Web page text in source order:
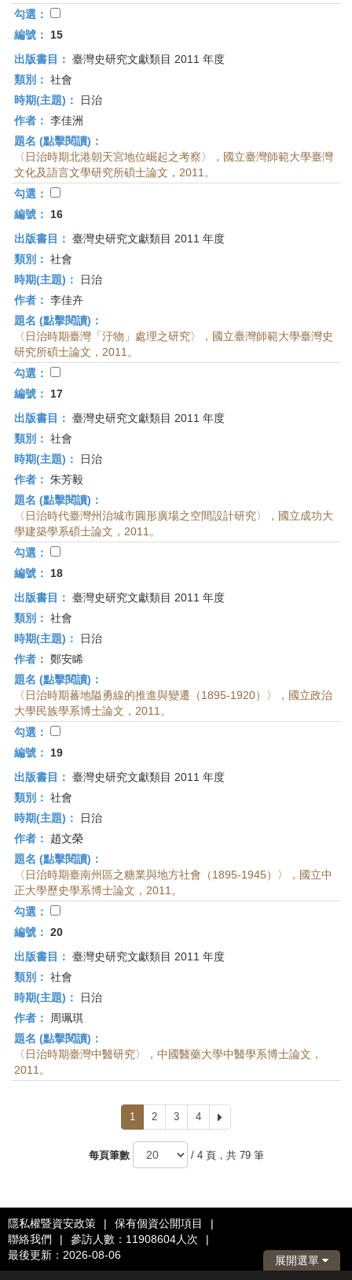
勾選：
編號：
15
出版書目： 臺灣史研究文獻類目 2011 年度
類別： 社會
時期(主題)：
日治
作者： 李佳洲
題名 (點擊閱讀)：
〈日治時期北港朝天宮地位崛起之考察〉，國立臺灣師範大學臺灣
文化及語言文學研究所碩士論文，2011。
勾選：
編號：
16
出版書目： 臺灣史研究文獻類目 2011 年度
類別： 社會
時期(主題)：
日治
作者： 李佳卉
題名 (點擊閱讀)：
〈日治時期臺灣「汙物」處理之研究〉，國立臺灣師範大學臺灣史
研究所碩士論文，2011。
勾選：
編號：
17
出版書目： 臺灣史研究文獻類目 2011 年度
類別： 社會
時期(主題)：
日治
作者： 朱芳毅
題名 (點擊閱讀)：
〈日治時代臺灣州治城市圓形廣場之空間設計研究〉，國立成功大
學建築學系碩士論文，2011。
勾選：
編號：
18
出版書目： 臺灣史研究文獻類目 2011 年度
類別： 社會
時期(主題)：
日治
作者： 鄭安睎
題名 (點擊閱讀)：
〈日治時期蕃地隘勇線的推進與變遷（1895-1920）〉，國立政治
大學民族學系博士論文，2011。
勾選：
編號：
19
出版書目： 臺灣史研究文獻類目 2011 年度
類別： 社會
時期(主題)：
日治
作者：
趙文榮
題名 (點擊閱讀)：
〈日治時期臺南州區之糖業與地方社會（1895-1945）〉，國立中
正大學歷史學系博士論文，2011。
勾選：
編號： 20
出版書目： 臺灣史研究文獻類目 2011 年度
類別： 社會
時期(主題)：
日治
作者：
周珮琪
題名 (點擊閱讀)：
〈日治時期臺灣中醫研究〉，中國醫藥大學中醫學系博士論文，
2011。
1 2 3 4
一
每頁筆數
/ 4 頁，共 79 筆
隱私權暨資安政策 | 保有個資公開項目
|
聯絡我們
| 參訪人數：11908604人次
|
最後更新：2026-08-06
展開選單